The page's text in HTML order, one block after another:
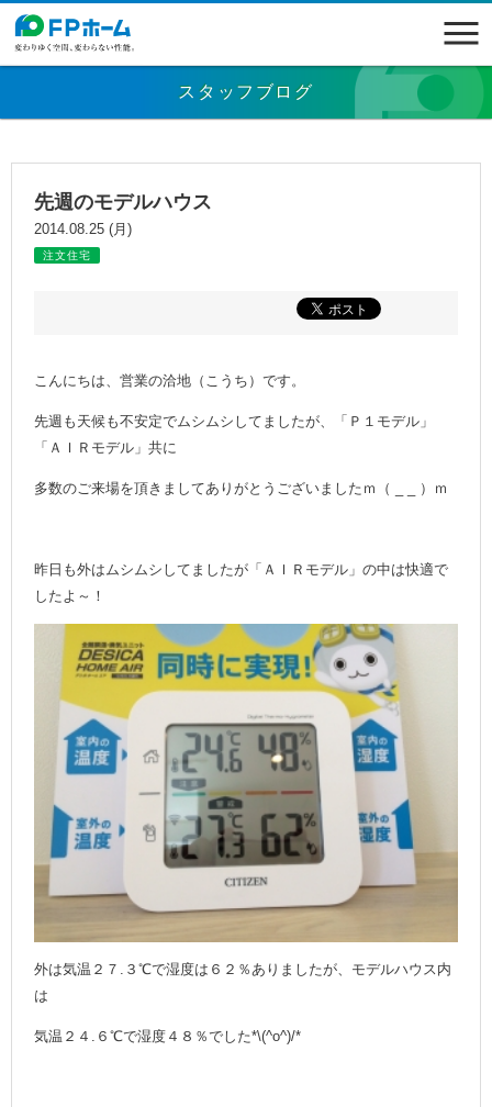
スタッフブログ
先週のモデルハウス
2014.08.25 (月)
注文住宅
こんにちは、営業の洽地（こうち）です。
先週も天候も不安定でムシムシしてましたが、「Ｐ１モデル」
「ＡＩＲモデル」共に
多数のご来場を頂きましてありがとうございましたｍ（ _ _ ）ｍ
昨日も外はムシムシしてましたが「ＡＩＲモデル」の中は快適で
したよ～！
外は気温２７.３℃で湿度は６２％ありましたが、モデルハウス内
は
気温２４.６℃で湿度４８％でした*\(^o^)/*